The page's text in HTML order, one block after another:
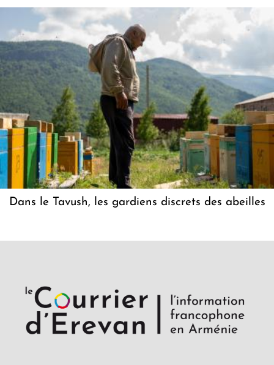
Dans le Tavush, les gardiens discrets des abeilles